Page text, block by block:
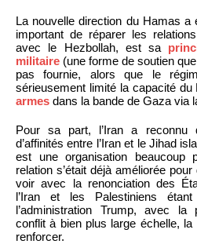
La nouvelle direction du Hamas a
important de réparer les
avec le Hezbollah, est sa
militaire (une forme de soutien
pas fournie, alors que le
sérieusement limité la capacité
armes dans la bande de Gaza via
Pour sa part, l’Iran a reconnu
d’affinités entre l’Iran et le Jihad
est une organisation beaucoup
relation s’était déjà améliorée
voir avec la renonciation des
l’Iran et les Palestiniens
l’administration Trump, avec la
conflit à bien plus large échelle, la
renforcer.